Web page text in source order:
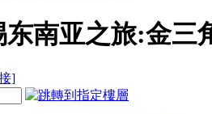
东南亚之旅:金三
]